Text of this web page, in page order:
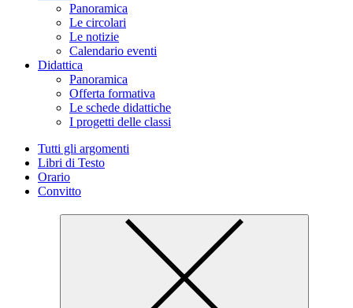
Panoramica
Le circolari
Le notizie
Calendario eventi
Didattica
Panoramica
Offerta formativa
Le schede didattiche
I progetti delle classi
Tutti gli argomenti
Libri di Testo
Orario
Convitto